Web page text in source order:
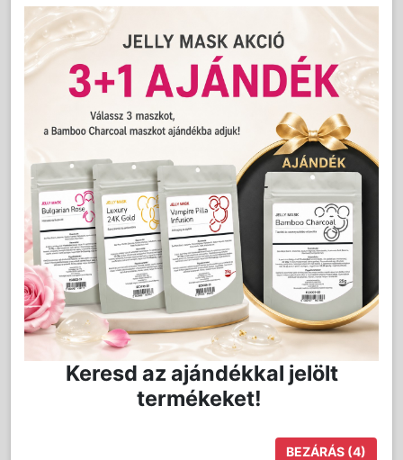
0.53 kg
A szakmai árhoz jelentkezzen be!
Kizárólag regisztrált Szakemberek vásárolhatják!
Kedvencnek jelöl
Mennyiség: db
Nem
vásárolható!
Keresd az ajándékkal jelölt
termékeket!
BEZÁRÁS (4)